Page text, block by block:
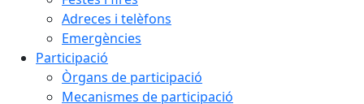
Adreces i telèfons
Emergències
Participació
Òrgans de participació
Mecanismes de participació